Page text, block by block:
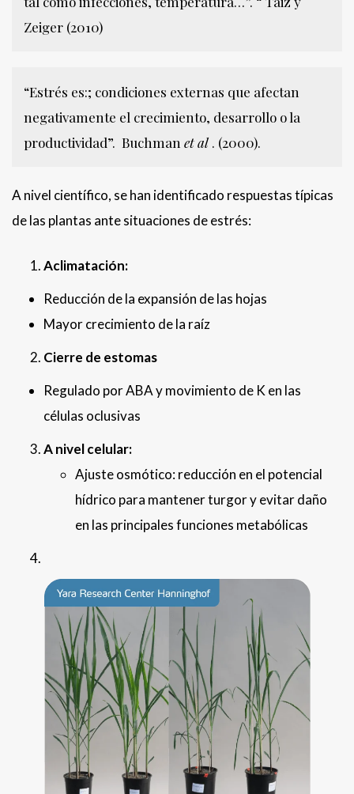
Zeiger (2010)
“Estrés es:; condiciones externas que afectan
negativamente el crecimiento, desarrollo o la
productividad”. Buchman et al . (2000).
A nivel científico, se han identificado respuestas típicas
de las plantas ante situaciones de estrés:
Aclimatación:
Reducción de la expansión de las hojas
Mayor crecimiento de la raíz
Cierre de estomas
Regulado por ABA y movimiento de K en las
células oclusivas
A nivel celular:
Ajuste osmótico: reducción en el potencial
hídrico para mantener turgor y evitar daño
en las principales funciones metabólicas